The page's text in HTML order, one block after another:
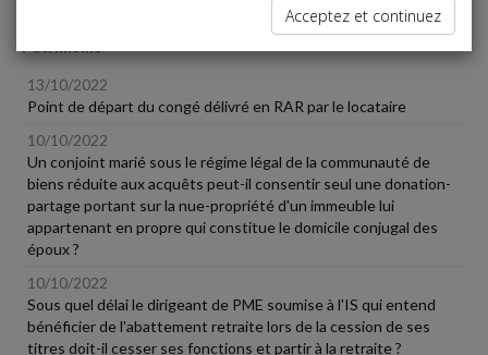
13/10/2022
Point de départ du congé délivré en RAR par le locataire
10/10/2022
Un conjoint marié sous le régime légal de la communauté de
biens réduite aux acquêts peut-il consentir seul une donation-
partage portant sur la nue-propriété d'un immeuble lui
appartenant en propre qui constitue le domicile conjugal des
époux ?
10/10/2022
Sous quel délai le dirigeant de PME soumise à l'IS qui entend
bénéficier de l'abattement retraite lors de la cession de ses
titres doit-il cesser ses fonctions et partir à la retraite ?
Acceptez et continuez